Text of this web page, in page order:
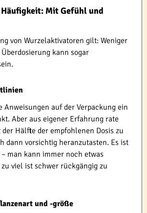
Mit Gefühl und
von Wurzelaktivatoren gilt: Weniger
kann sogar
Anweisungen auf der Verpackung ein
Aber aus eigener Erfahrung rate
Hälfte der empfohlenen Dosis zu
dann vorsichtig heranzutasten. Es ist
man kann immer noch etwas
viel ist schwer rückgängig zu
und -größe